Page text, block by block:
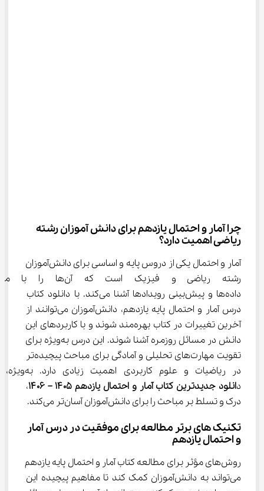
چرا آمار و احتمال یازدهم برای دانش آموزان رشته
ریاضی اهمیت دارد؟
آمار و احتمال یکی از دروس پایه و اساسی برای دانش‌آموزان
رشته ریاضی و فیزیک است
داده‌ها و پیش‌بینی رویدادها آشنا می‌کند. با دانلود کتاب
درس آمار و احتمال پایه یازدهم، دانش‌آموزان می‌توانند از
آخرین تغییرات در کتاب بهره‌مند شوند و با کاربردهای این
دانش در مسائل روزمره آشنا شوند. این درس به‌ویژه برای
تقویت مهارت‌های تحلیلی و آمادگی برای مباحث پیچیده‌تر
در ریاضیات و علوم کاربردی اهمیت زیادی دارد. به‌ویژه،
دانلود جدیدترین کتاب آمار و احتمال یازدهم ۱۴۰۵ – ۱۴۰۶
،
درک و تسلط بر مباحث را برای دانش‌آموزان آسان‌تر می‌کند.
تکنیک های برتر مطالعه برای موفقیت در درس آمار
و احتمال یازدهم
روش‌های مؤثر برای مطالعه کتاب آمار و احتمال پایه یازدهم
می‌تواند به دانش‌آموزان کمک کند تا مفاهیم پیچیده این